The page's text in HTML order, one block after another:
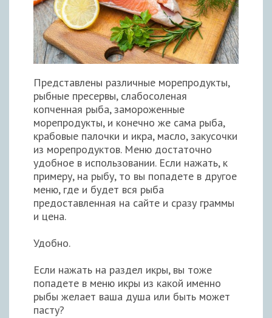
Представлены различные морепродукты,
рыбные пресервы, слабосоленая
копченная рыба, замороженные
морепродукты, и конечно же сама рыба,
крабовые палочки и икра, масло, закусочки
из морепродуктов. Меню достаточно
удобное в использовании. Если нажать, к
примеру, на рыбу, то вы попадете в другое
меню, где и будет вся рыба
предоставленная на сайте и сразу граммы
и цена.
Удобно.
Если нажать на раздел икры, вы тоже
попадете в меню икры из какой именно
рыбы желает ваша душа или быть может
пасту?